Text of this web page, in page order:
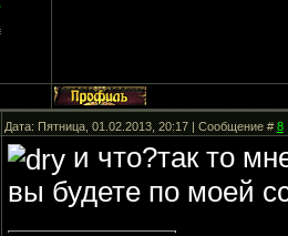
Дата: Пятница, 01.02.2013, 20:17 | Сообщение #8
и что?так то
вы будете по моей